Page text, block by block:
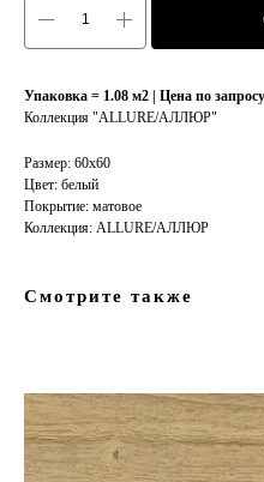
Упаковка = 1.08 м2 | Цена по запросу
Коллекция "ALLURE/АЛЛЮР"
Размер: 60х60
Цвет: белый
Покрытие: матовое
Коллекция: ALLURE/АЛЛЮР
Смотрите также